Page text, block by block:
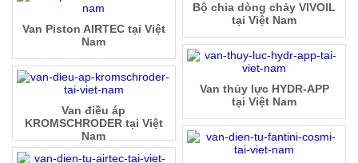
Bộ chia dòng chảy VIVOIL
tại Việt Nam
Van Piston AIRTEC tại Việt
Nam
Van thủy lực HYDR-APP
tại Việt Nam
Van điều áp
KROMSCHRODER tại Việt
Nam